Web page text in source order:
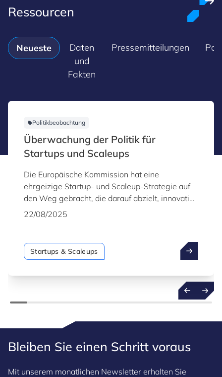
Ressourcen
Neueste
Daten
und
Fakten
Pressemitteilungen
Politikbeobachtung
Überwachung der Politik für
Startups und Scaleups
Die Europäische Kommission hat eine
ehrgeizige Startup- und Scaleup-Strategie auf
den Weg gebracht, die darauf abzielt, innovative
Unternehmen zu stärken und die
22/08/2025
Startups & Scaleups
Bleiben Sie einen Schritt voraus
Mit unserem monatlichen Newsletter erhalten Sie